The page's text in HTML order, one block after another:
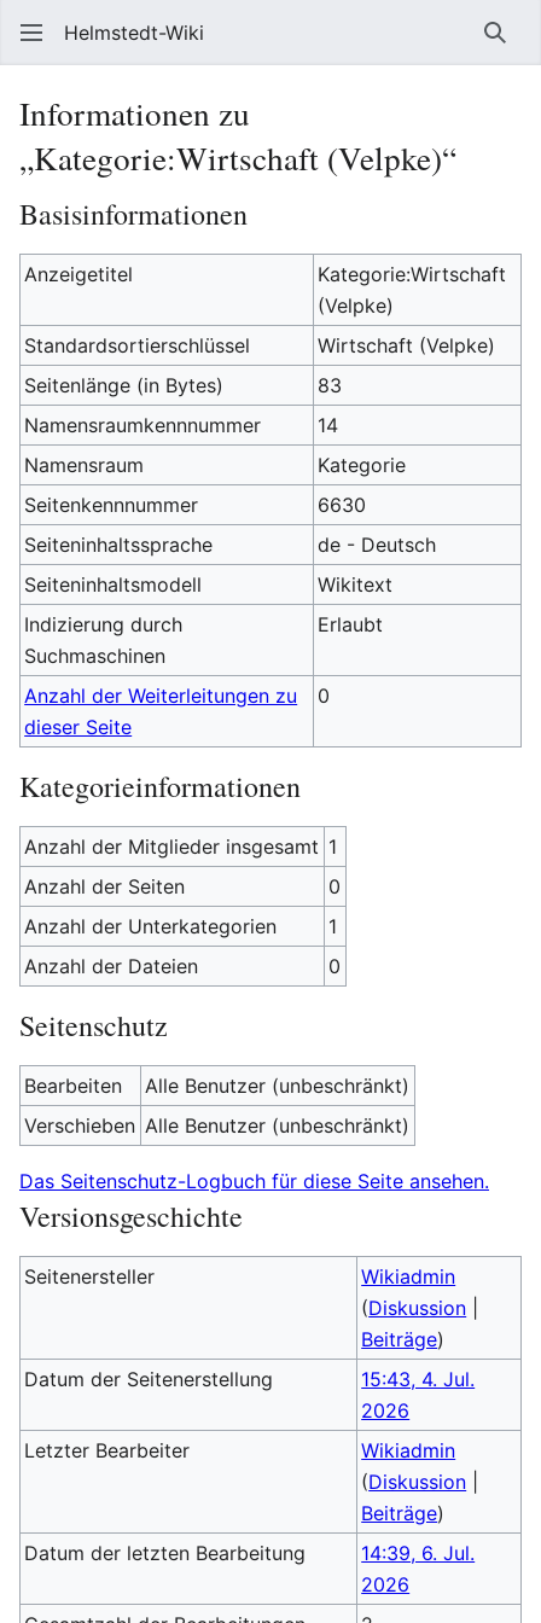
Helmstedt-Wiki
Informationen zu
„Kategorie:Wirtschaft (Velpke)“
Basisinformationen
Anzeigetitel
Kategorie:Wirtschaft
(Velpke)
Standardsortierschlüssel
Wirtschaft (Velpke)
Seitenlänge (in Bytes)
83
Namensraumkennnummer
14
Namensraum
Kategorie
Seitenkennnummer
6630
Seiteninhaltssprache
de - Deutsch
Seiteninhaltsmodell
Wikitext
Indizierung durch
Suchmaschinen
Erlaubt
Anzahl der Weiterleitungen zu
dieser Seite
0
Kategorieinformationen
Anzahl der Mitglieder insgesamt 1
Anzahl der Seiten
0
Anzahl der Unterkategorien
1
Anzahl der Dateien
0
Seitenschutz
Bearbeiten
Alle Benutzer (unbeschränkt)
Verschieben Alle Benutzer (unbeschränkt)
Das Seitenschutz-Logbuch für diese Seite ansehen.
Versionsgeschichte
Seitenersteller
Wikiadmin
(Diskussion
Beiträge)
Datum der Seitenerstellung
15:43, 4. Jul.
2026
Letzter Bearbeiter
Wikiadmin
(Diskussion
Beiträge)
Datum der letzten Bearbeitung
14:39, 6. Jul.
2026